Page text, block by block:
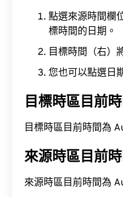
點選來源時間欄
標時間的日期。
目標時間（右）
您也可以點選日
目標時區目前
目標時區目前時間為
來源時區目前
來源時區目前時間為